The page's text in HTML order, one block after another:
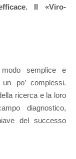
Il «Viro-
semplice e
po’ complessi.
ricerca e la loro
diagnostico,
del successo